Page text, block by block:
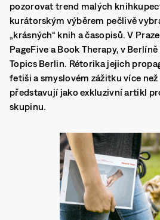
pozorovat trend malých
kurátorským výběrem pečlivě
„krásných“ knih a časopisů. V
PageFive a Book Therapy, v
Topics Berlin. Rétorika jejich
fetiši a smyslovém zážitku více
představují jako exkluzivní artikl
skupinu.